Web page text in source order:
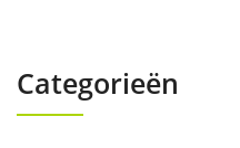
Categorieën